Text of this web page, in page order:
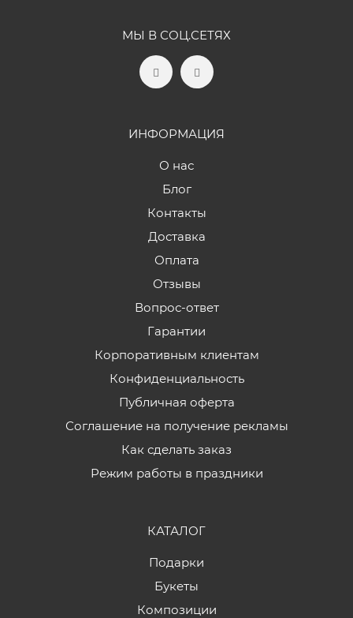
МЫ В СОЦ.СЕТЯХ
ИНФОРМАЦИЯ
О нас
Блог
Контакты
Доставка
Оплата
Отзывы
Вопрос-ответ
Гарантии
Корпоративным клиентам
Конфиденциальность
Публичная оферта
Соглашение на получение рекламы
Как сделать заказ
Режим работы в праздники
КАТАЛОГ
Подарки
Букеты
Композиции